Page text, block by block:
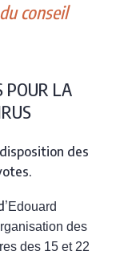
conseil
POUR LA
des
Edouard
des
des 15 et 22